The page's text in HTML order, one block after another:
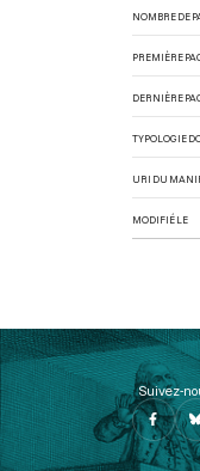
NOMBRE DE
PREMIÈRE
DERNIÈRE
TYPOLOGIE
URI DU
MODIFIÉ LE
Suivez-